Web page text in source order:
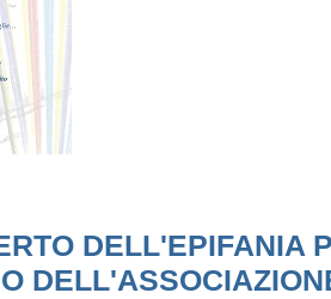
DELL'EPIFANIA